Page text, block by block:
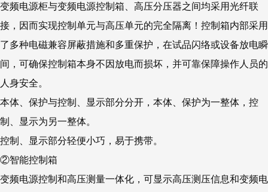
变频电源柜与变频电源控制箱、高压分压器之间均采用光纤联
接，因而实现控制单元与高压单元的完全隔离！控制箱内部采用
了多种电磁兼容屏蔽措施和多重保护，在试品闪络或设备放电瞬
间，可确保控制箱本身不因放电而损坏，并可靠保障操作人员的
人身安全。
本体、保护与控制、显示部分分开，本体、保护为一整体，控
制、显示为另一整体。
控制、显示部分轻便小巧，易于携带。
②智能控制箱
变频电源控制和高压测量一体化，可显示高压测压信息和变频电